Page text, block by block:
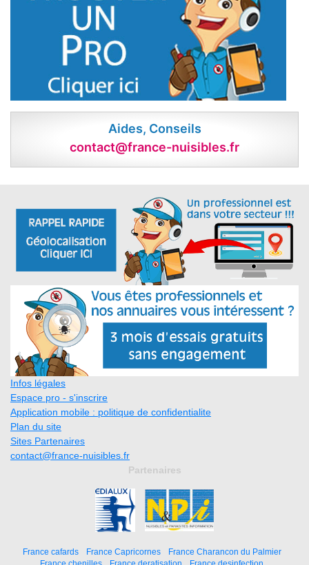
Aides, Conseils
contact@france-nuisibles.fr
Infos légales
Espace pro - s'inscrire
Application mobile : politique de confidentialite
Plan du site
Sites Partenaires
contact@france-nuisibles.fr
Partenaires
France cafards France Capricornes
France Charancon du Palmier
France chenilles
France deratisation France desinfection